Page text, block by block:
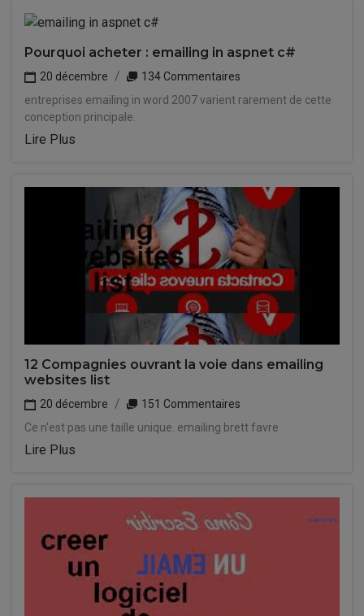
Pourquoi acheter : emailing in aspnet c#
20 décembre
134 Commentaires
entreprises emailing in word 2007 varient rarement de cette
conception principale.
Lire Plus
12 Compagnies ouvrant la voie dans emailing
websites list
20 décembre
151 Commentaires
Ce n'est pas une taille unique. emailing brett favre
Lire Plus